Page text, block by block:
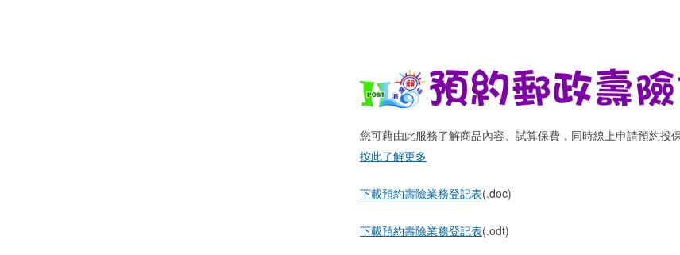
您可藉由此服務了解商品內容、試算保費，同時線上申請預約投
按此了解更多
下載預約壽險業務登記表(.doc)
下載預約壽險業務登記表(.odt)